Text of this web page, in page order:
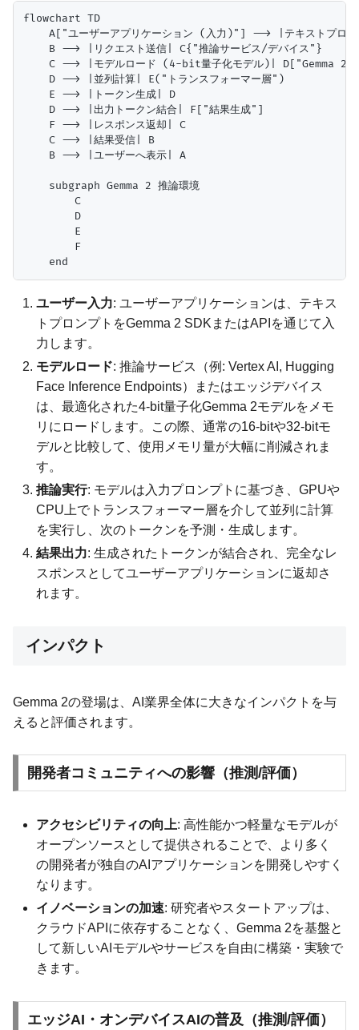
flowchart TD
A["ユーザーアプリケーション (入力)"] --> |テキストプ
    B --> |リクエスト送信| C{"推論サービス/デバイス"}
C --> |モデルロード (4-bit量子化モデル)| D["Gemma 2
    D --> |並列計算| E("トランスフォーマー層")
    E --> |トークン生成| D
    D --> |出力トークン結合| F["結果生成"]
    F --> |レスポンス返却| C
    C --> |結果受信| B
    B --> |ユーザーへ表示| A
    subgraph Gemma 2 推論環境
        C
        D
        E
        F
ユーザー入力: ユーザーアプリケーションは、テキス
トプロンプトをGemma 2 SDKまたはAPIを通じて入
力します。
モデルロード: 推論サービス（例: Vertex AI, Hugging
Face Inference Endpoints）またはエッジデバイス
は、最適化された4-bit量子化Gemma 2モデルをメモ
リにロードします。この際、通常の16-bitや32-bitモ
デルと比較して、使用メモリ量が大幅に削減されま
す。
推論実行: モデルは入力プロンプトに基づき、GPUや
CPU上でトランスフォーマー層を介して並列に計算
を実行し、次のトークンを予測・生成します。
結果出力: 生成されたトークンが結合され、完全なレ
スポンスとしてユーザーアプリケーションに返却さ
れます。
インパクト
Gemma 2の登場は、AI業界全体に大きなインパクトを与
えると評価されます。
開発者コミュニティへの影響（推測/評価）
アクセシビリティの向上: 高性能かつ軽量なモデルが
オープンソースとして提供されることで、より多く
の開発者が独自のAIアプリケーションを開発しやすく
なります。
イノベーションの加速: 研究者やスタートアップは、
クラウドAPIに依存することなく、Gemma 2を基盤と
して新しいAIモデルやサービスを自由に構築・実験で
きます。
エッジAI・オンデバイスAIの普及（推測/評価）